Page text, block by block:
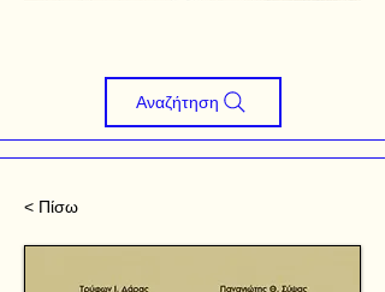
Αναζήτηση
< Πίσω